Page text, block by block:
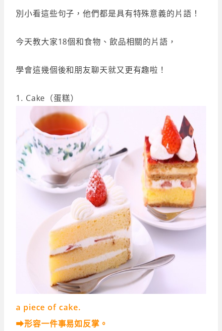
別小看這些句子，他們都是具有特殊意義的片語！
今天教大家18個和食物、飲品相關的片語，
學會這幾個後和朋友聊天就又更有趣啦！
1. Cake（蛋糕）
a piece of cake.
➡形容一件事易如反掌。